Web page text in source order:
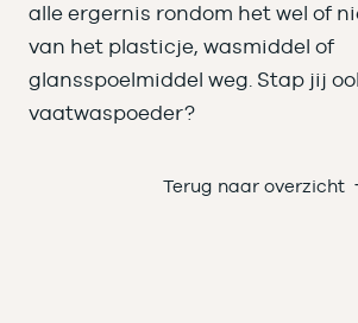
alle ergernis rondom het wel of
van het plasticje, wasmiddel of
glansspoelmiddel weg. Stap jij
vaatwaspoeder?
Terug naar overzicht